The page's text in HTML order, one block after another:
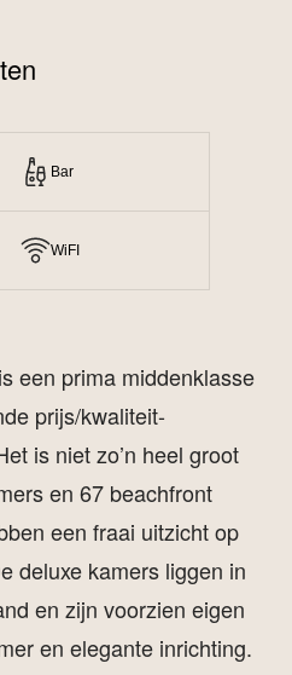
een prima middenklasse
prijs/kwaliteit-
is niet zo’n heel groot
en 67 beachfront
een fraai uitzicht op
deluxe kamers liggen in
en zijn voorzien eigen
en elegante inrichting.
Bar
WiFI